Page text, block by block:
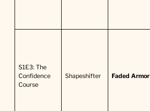
S1E3: The
Confidence
Course
Shapeshifter Faded Armor